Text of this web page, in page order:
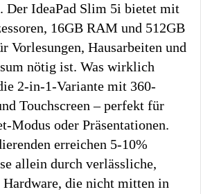
Der IdeaPad Slim 5i bietet mit
16GB RAM und 512GB
Vorlesungen, Hausarbeiten und
nötig ist. Was wirklich
2-in-1-Variante mit 360-
Touchscreen – perfekt für
Modus oder Präsentationen.
erreichen 5-10%
allein durch verlässliche,
Hardware, die nicht mitten in